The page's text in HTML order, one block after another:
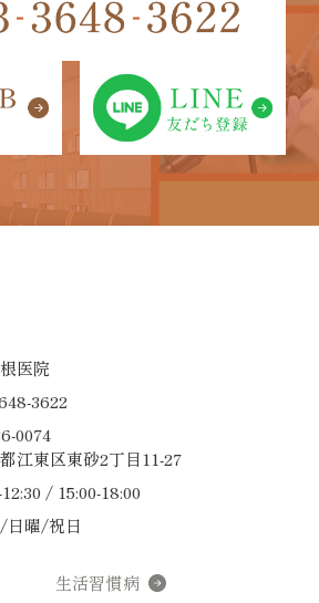
医院
3622
0074
江東区東砂2丁目11-27
/ 15:00-18:00
日曜/祝日
生活習慣病